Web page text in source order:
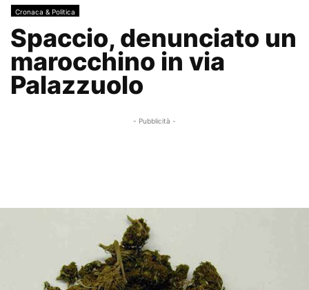
Cronaca & Politica
Spaccio, denunciato un
marocchino in via
Palazzuolo
- Pubblicità -